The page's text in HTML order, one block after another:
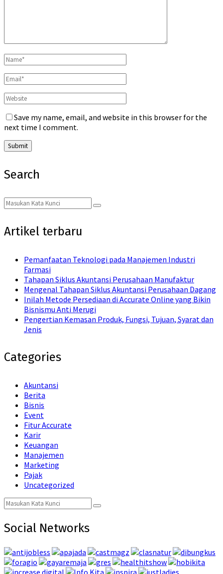
Save my name, email, and website in this browser for the
next time I comment.
Search
Search
for:
Search
Artikel terbaru
Pemanfaatan Teknologi pada Manajemen Industri
Farmasi
Tahapan Siklus Akuntansi Perusahaan Manufaktur
Mengenal Tahapan Siklus Akuntansi Perusahaan Dagang
Inilah Metode Persediaan di Accurate Online yang Bikin
Bisnismu Anti Merugi
Pengertian Kemasan Produk, Fungsi, Tujuan, Syarat dan
Jenis
Categories
Akuntansi
Berita
Bisnis
Event
Fitur Accurate
Karir
Keuangan
Manajemen
Marketing
Pajak
Uncategorized
Search
for:
Search
Social Networks